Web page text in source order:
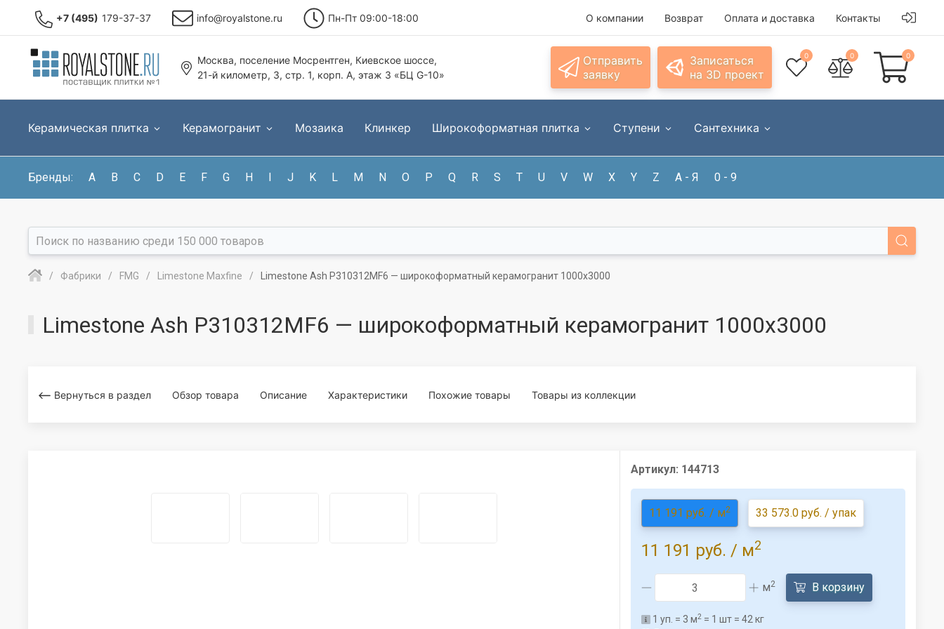
+7 (495) 179-37-37 info@royalstone.ru Пн-Пт 09:00-18:00 О компании Возврат Оплата и доставка Контакты
Москва, поселение Мосрентген, Киевское шоссе,
21-й километр, 3, стр. 1, корп. А, этаж 3 «БЦ G-10»
Отправить
заявку
Записаться
на 3D проект
0 0 0
Керамическая плитка Керамогранит Мозаика Клинкер Широкоформатная плитка Ступени Сантехника
Бренды: A B C D E F G H I J K L M N O P Q R S T U V W X Y Z А - Я 0 - 9
Фабрики FMG Limestone Maxfine Limestone Ash P310312MF6 — широкоформатный керамогранит 1000x3000
Limestone Ash P310312MF6 — широкоформатный керамогранит 1000x3000
Вернуться в раздел Обзор товара Описание Характеристики Похожие товары Товары из коллекции
Артикул: 144713
11 191 руб. / м2 33 573.0 руб. / упак
11 191 руб. / м2
м2 В корзину
1 уп. = 3 м2 = 1 шт =42кг